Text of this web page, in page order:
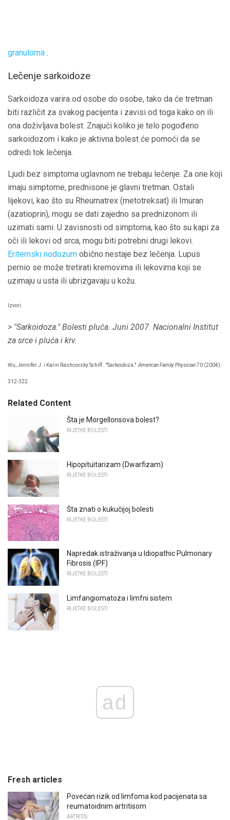
granuloma .
Lečenje sarkoidoze
Sarkoidoza varira od osobe do osobe, tako da će tretman
biti različit za svakog pacijenta i zavisi od toga kako on ili
ona doživljava bolest. Znajući koliko je telo pogođeno
sarkoidozom i kako je aktivna bolest će pomoći da se
odredi tok lečenja.
Ljudi bez simptoma uglavnom ne trebaju lečenje. Za one koji
imaju simptome, prednisone je glavni tretman. Ostali
lijekovi, kao što su Rheumatrex (metotreksat) ili Imuran
(azatioprin), mogu se dati zajedno sa prednizonom ili
uzimati sami. U zavisnosti od simptoma, kao što su kapi za
oči ili lekovi od srca, mogu biti potrebni drugi lekovi.
Eritemski nodozum obično nestaje bez lečenja. Lupus
pernio se može tretirati kremovima ili lekovima koji se
uzimaju u usta ili ubrizgavaju u kožu.
Izvori:
> "Sarkoidoza." Bolesti pluća. Juni 2007. Nacionalni Institut
za srce i pluća i krv.
Wu, Jennifer J. i Karin Rashcovsky Schiff. "Sarkoidoza." American Family Physician70 (2004):
312-322.
Related Content
Šta je Morgellonsova bolest?
RIJETKE BOLESTI
Hipopituitarizam (Dwarfizam)
RIJETKE BOLESTI
Šta znati o kukučijoj bolesti
RIJETKE BOLESTI
Napredak istraživanja u Idiopathic Pulmonary
Fibrosis (IPF)
RIJETKE BOLESTI
Limfangiomatoza i limfni sistem
RIJETKE BOLESTI
ad
Fresh articles
Povećan rizik od limfoma kod pacijenata sa
reumatoidnim artritisom
ARTRITIS